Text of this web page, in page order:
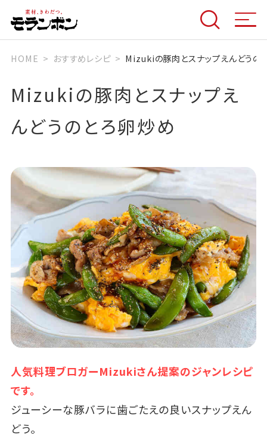
HOME おすすめレシピ Mizukiの豚肉とスナップえんどうの
Mizukiの豚肉とスナップえ
んどうのとろ卵炒め
人気料理ブロガーMizukiさん提案のジャンレシピ
です。
ジューシーな豚バラに歯ごたえの良いスナップえん
どう。